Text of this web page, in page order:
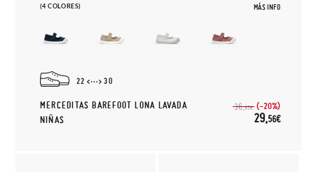
(4 COLORES) MÁS INFO
22 30
MERCEDITAS BAREFOOT LONA LAVADA
NIÑAS
36,95€ (-20%)
29,56€